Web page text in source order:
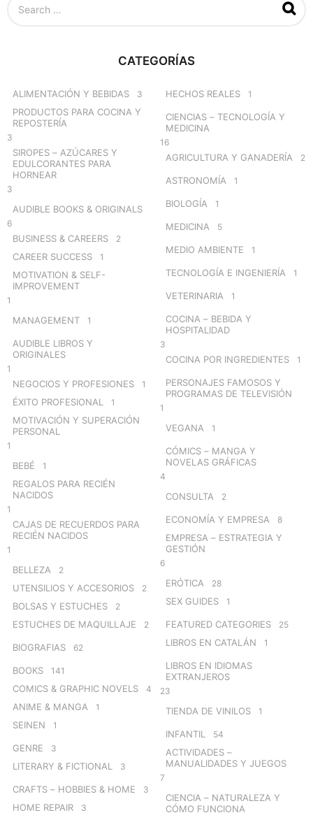
CATEGORÍAS
ALIMENTACIÓN Y BEBIDAS 3
PRODUCTOS PARA COCINA Y
REPOSTERÍA
3
SIROPES – AZÚCARES Y
EDULCORANTES PARA
HORNEAR
3
AUDIBLE BOOKS & ORIGINALS
6
BUSINESS & CAREERS 2
CAREER SUCCESS 1
MOTIVATION & SELF-
IMPROVEMENT
1
MANAGEMENT 1
AUDIBLE LIBROS Y
ORIGINALES
1
NEGOCIOS Y PROFESIONES 1
ÉXITO PROFESIONAL 1
MOTIVACIÓN Y SUPERACIÓN
PERSONAL
1
BEBÉ 1
REGALOS PARA RECIÉN
NACIDOS
1
CAJAS DE RECUERDOS PARA
RECIÉN NACIDOS
1
BELLEZA 2
UTENSILIOS Y ACCESORIOS 2
BOLSAS Y ESTUCHES 2
ESTUCHES DE MAQUILLAJE 2
BIOGRAFIAS 62
BOOKS 141
COMICS & GRAPHIC NOVELS 4
ANIME & MANGA 1
SEINEN 1
GENRE 3
LITERARY & FICTIONAL 3
CRAFTS – HOBBIES & HOME 3
HOME REPAIR 3
HECHOS REALES 1
CIENCIAS – TECNOLOGÍA Y
MEDICINA
16
AGRICULTURA Y GANADERÍA 2
ASTRONOMÍA 1
BIOLOGÍA 1
MEDICINA 5
MEDIO AMBIENTE 1
TECNOLOGÍA E INGENIERÍA 1
VETERINARIA 1
COCINA – BEBIDA Y
HOSPITALIDAD
3
COCINA POR INGREDIENTES 1
PERSONAJES FAMOSOS Y
PROGRAMAS DE TELEVISIÓN
1
VEGANA 1
CÓMICS – MANGA Y
NOVELAS GRÁFICAS
4
CONSULTA 2
ECONOMÍA Y EMPRESA 8
EMPRESA – ESTRATEGIA Y
GESTIÓN
6
ERÓTICA 28
SEX GUIDES 1
FEATURED CATEGORIES 25
LIBROS EN CATALÁN 1
LIBROS EN IDIOMAS
EXTRANJEROS
23
TIENDA DE VINILOS 1
INFANTIL 54
ACTIVIDADES –
MANUALIDADES Y JUEGOS
7
CIENCIA – NATURALEZA Y
CÓMO FUNCIONA